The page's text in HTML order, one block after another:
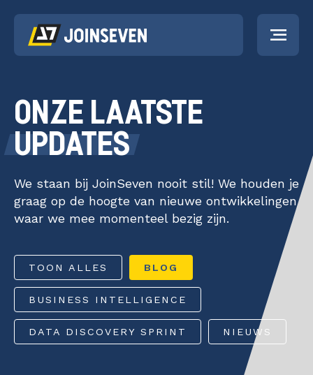
PORTFOLIO
DIENSTEN
Strategieontwikkeling
Kunstmatige Intelligentie
Software-as-a-Service
Data Discovery Sprint
Dataplatform Heptagon
Interim
ACTUEEL
OVER ONS
WERKEN BIJ
CONTACT
Kunstmatige
Intelligentie
Business
Software-as-a-
Service
Data Discovery
Dataplatform
Heptagon
ONZE LAATSTE
UPDATES
We staan bij JoinSeven nooit stil! We houden je
graag op de hoogte van nieuwe ontwikkelingen
waar we mee momenteel bezig zijn.
TOON ALLES BLOG
BUSINESS INTELLIGENCE
DATA DISCOVERY SPRINT NIEUWS